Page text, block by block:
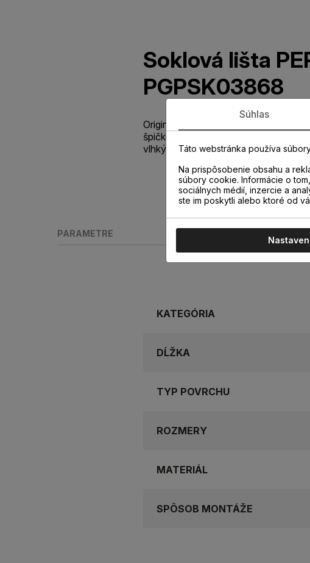
Soklová lišta
PGPSK03868
Originálna parketová lišta v dekore
špičkovou odolnosťou voči
vlhkých priestorov.
PARAMETRE
KATEGÓRIA
DĹŽKA
TYP POVRCHU
ROZMERY
MATERIÁL
SPÔSOB MONTÁŽE
Súhlas
Táto webstránka používa
Na prispôsobenie obsahu a
súbory cookie. Informácie o
sociálnych médií, inzercie a
ste im poskytli alebo ktoré od